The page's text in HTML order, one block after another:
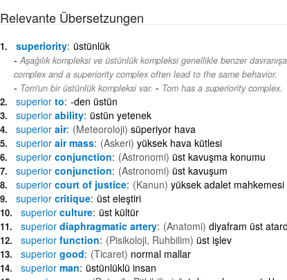
Relevante Übersetzungen
superiority üstünlük
Aşağılık kompleksi ve üstünlük kompleksi genellikle benzer
complex and a superiority complex often lead to the same behavior.
Tom'un bir üstünlük kompleksi var. - Tom has a superiority complex.
superiorto -den üstün
superiorability üstün yetenek
superiorair (Meteoroloji) süperiyor hava
superiorair mass (Askeri) yüksek hava kütlesi
superiorconjunction (Astronomi) üst kavuşma konumu
superiorconjunction (Astronomi) üst kavuşum
superiorcourt of justice (Kanun) yüksek adalet mahkemesi
superiorcritique üst eleştiri
superiorculture üst kültür
superiordiaphragmatic artery (Anatomi) diyafram üst
superiorfunction (Pisikoloji, Ruhbilim) üst işlev
superiorgood (Ticaret) normal mallar
superiorman üstünlüklü insan